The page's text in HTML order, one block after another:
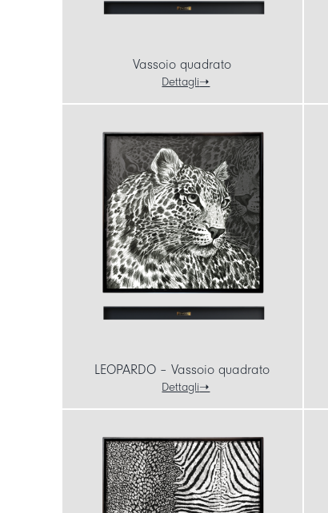
Vassoio quadrato
Dettagli
LEOPARDO – Vassoio quadrato
Dettagli